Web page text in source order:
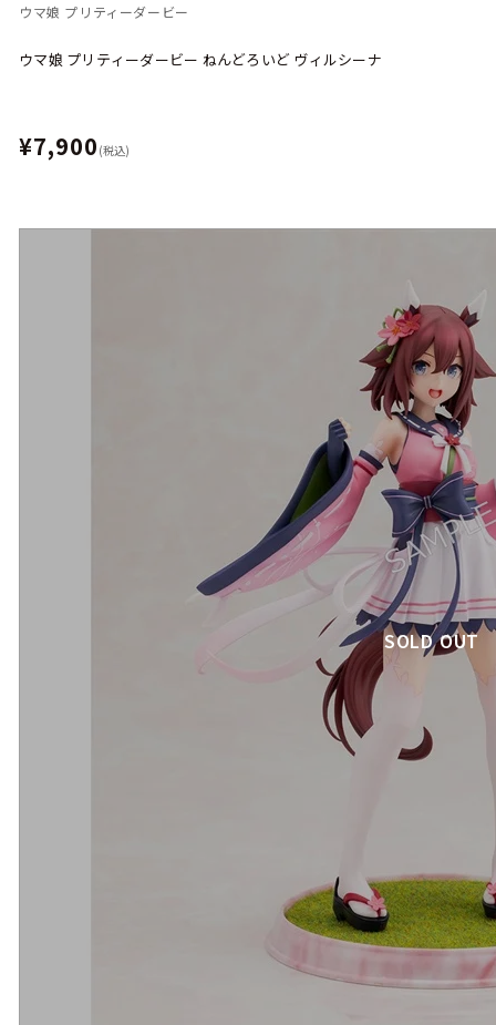
ウマ娘 プリティーダービー
ウマ娘 プリティーダービー ねんどろいど ヴィルシーナ
¥7,900 (税込)
SOLD OUT